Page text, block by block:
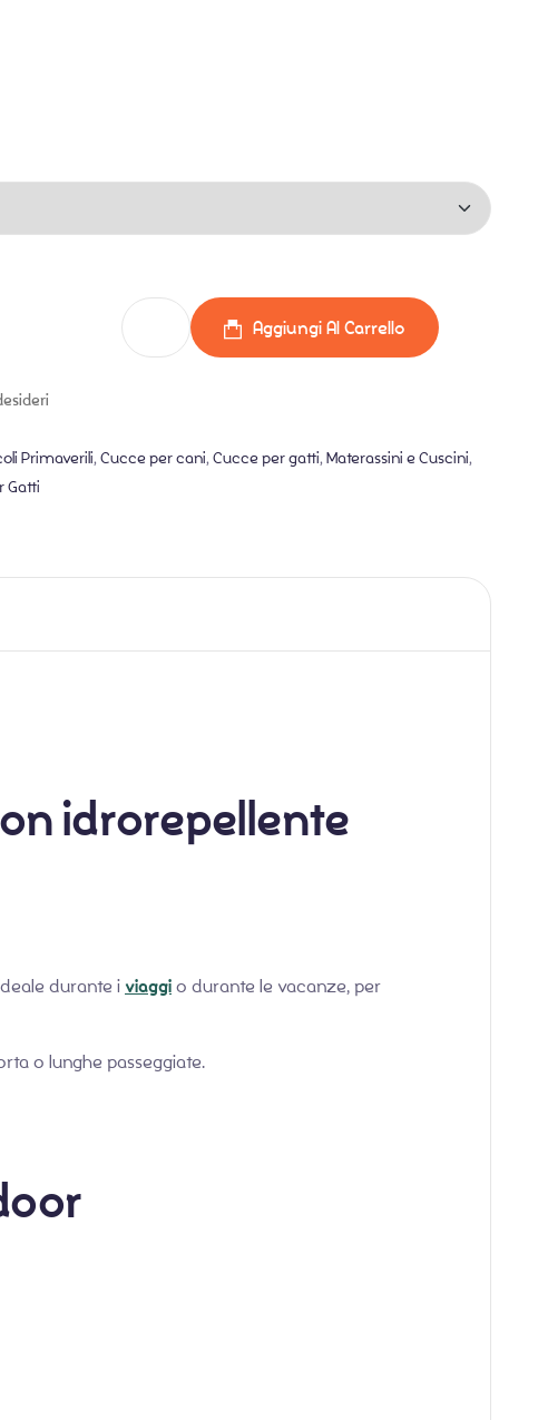
Aggiungi Al Carrello
Primaverili, Cucce per cani, Cucce per gatti, Materassini e Cuscini,
Gatti
idrorepellente
durante i viaggio durante le vacanze, per
o lunghe passeggiate.